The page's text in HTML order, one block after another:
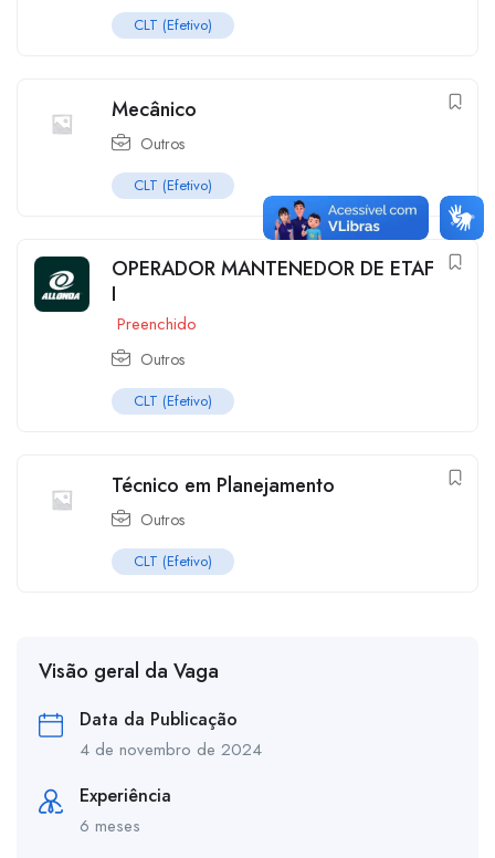
CLT (Efetivo)
Mecânico
Outros
CLT (Efetivo)
OPERADOR MANTENEDOR DE ETAF
I
Preenchido
Outros
CLT (Efetivo)
Técnico em Planejamento
Outros
CLT (Efetivo)
Visão geral da Vaga
Data da Publicação
4 de novembro de 2024
Experiência
6 meses